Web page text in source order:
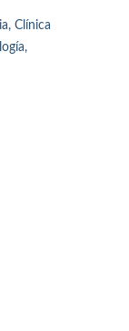
Clínica